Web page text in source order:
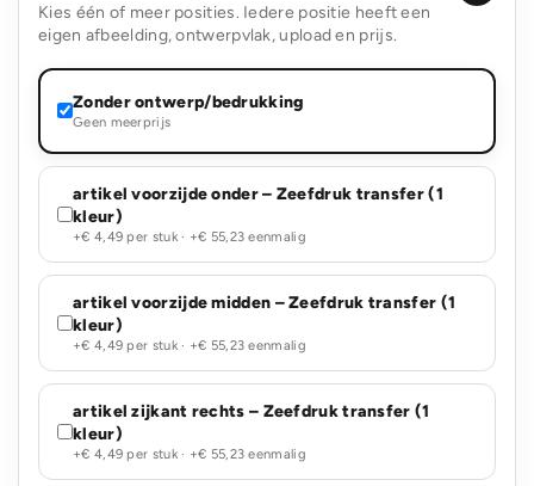
Kies één of meer posities. Iedere positie heeft een
eigen afbeelding, ontwerpvlak, upload en prijs.
Zonder ontwerp/bedrukking
Geen meerprijs
artikel voorzijde onder – Zeefdruk transfer (1
kleur)
+€ 4,49 per stuk · +€ 55,23 eenmalig
artikel voorzijde midden – Zeefdruk transfer (1
kleur)
+€ 4,49 per stuk · +€ 55,23 eenmalig
artikel zijkant rechts – Zeefdruk transfer (1
kleur)
+€ 4,49 per stuk · +€ 55,23 eenmalig